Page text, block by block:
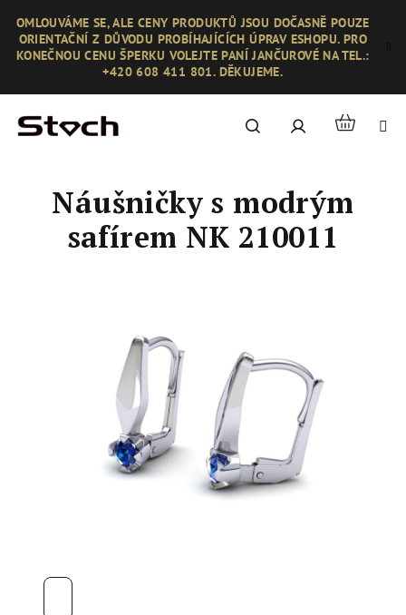
obsah
OMLOUVÁME SE, ALE CENY PRODUKTŮ JSOU DOČASNĚ POUZE
ORIENTAČNÍ Z DŮVODU PROBÍHAJÍCÍCH ÚPRAV ESHOPU. PRO
KONEČNOU CENU ŠPERKU VOLEJTE PANÍ JANČUROVÉ NA TEL.:
+420 608 411 801. DĚKUJEME.
Hledat PřihlášeníNákupní
Náušničky s modrým
safírem NK 210011